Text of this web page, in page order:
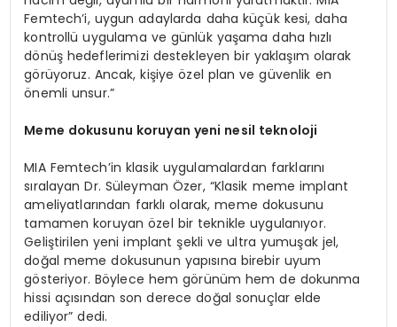
Femtech’i, uygun adaylarda daha küçük kesi, daha
kontrollü uygulama ve günlük yaşama daha hızlı
dönüş hedeflerimizi destekleyen bir yaklaşım olarak
görüyoruz. Ancak, kişiye özel plan ve güvenlik en
önemli unsur.”
Meme dokusunu koruyan yeni nesil teknoloji
MIA Femtech’in klasik uygulamalardan farklarını
sıralayan Dr. Süleyman Özer, “Klasik meme implant
ameliyatlarından farklı olarak, meme dokusunu
tamamen koruyan özel bir teknikle uygulanıyor.
Geliştirilen yeni implant şekli ve ultra yumuşak jel,
doğal meme dokusunun yapısına birebir uyum
gösteriyor. Böylece hem görünüm hem de dokunma
hissi açısından son derece doğal sonuçlar elde
ediliyor” dedi.